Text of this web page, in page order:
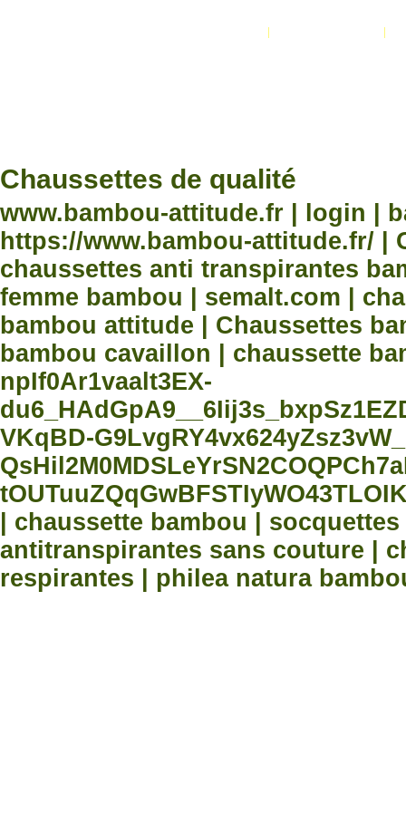
Chaussettes de qualité
www.bambou-attitude.fr | login |
https://www.bambou-attitude.fr/ |
chaussettes anti transpirantes
femme bambou | semalt.com |
bambou attitude | Chaussettes
bambou cavaillon | chaussette
npIf0Ar1vaalt3EX-
VKqBD-
| chaussette bambou |
antitranspirantes sans couture |
respirantes | philea natura